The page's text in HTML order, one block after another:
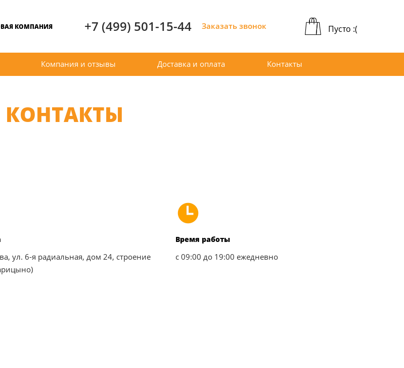
КОМПАНИЯ +7 (499) 501-15-44 Заказать звонок Пусто :(
Компания и отзывы Доставка и оплата Контакты
КОНТАКТЫ
ул. 6-я радиальная, дом 24, строение
Время работы
с 09:00 до 19:00 ежедневно​